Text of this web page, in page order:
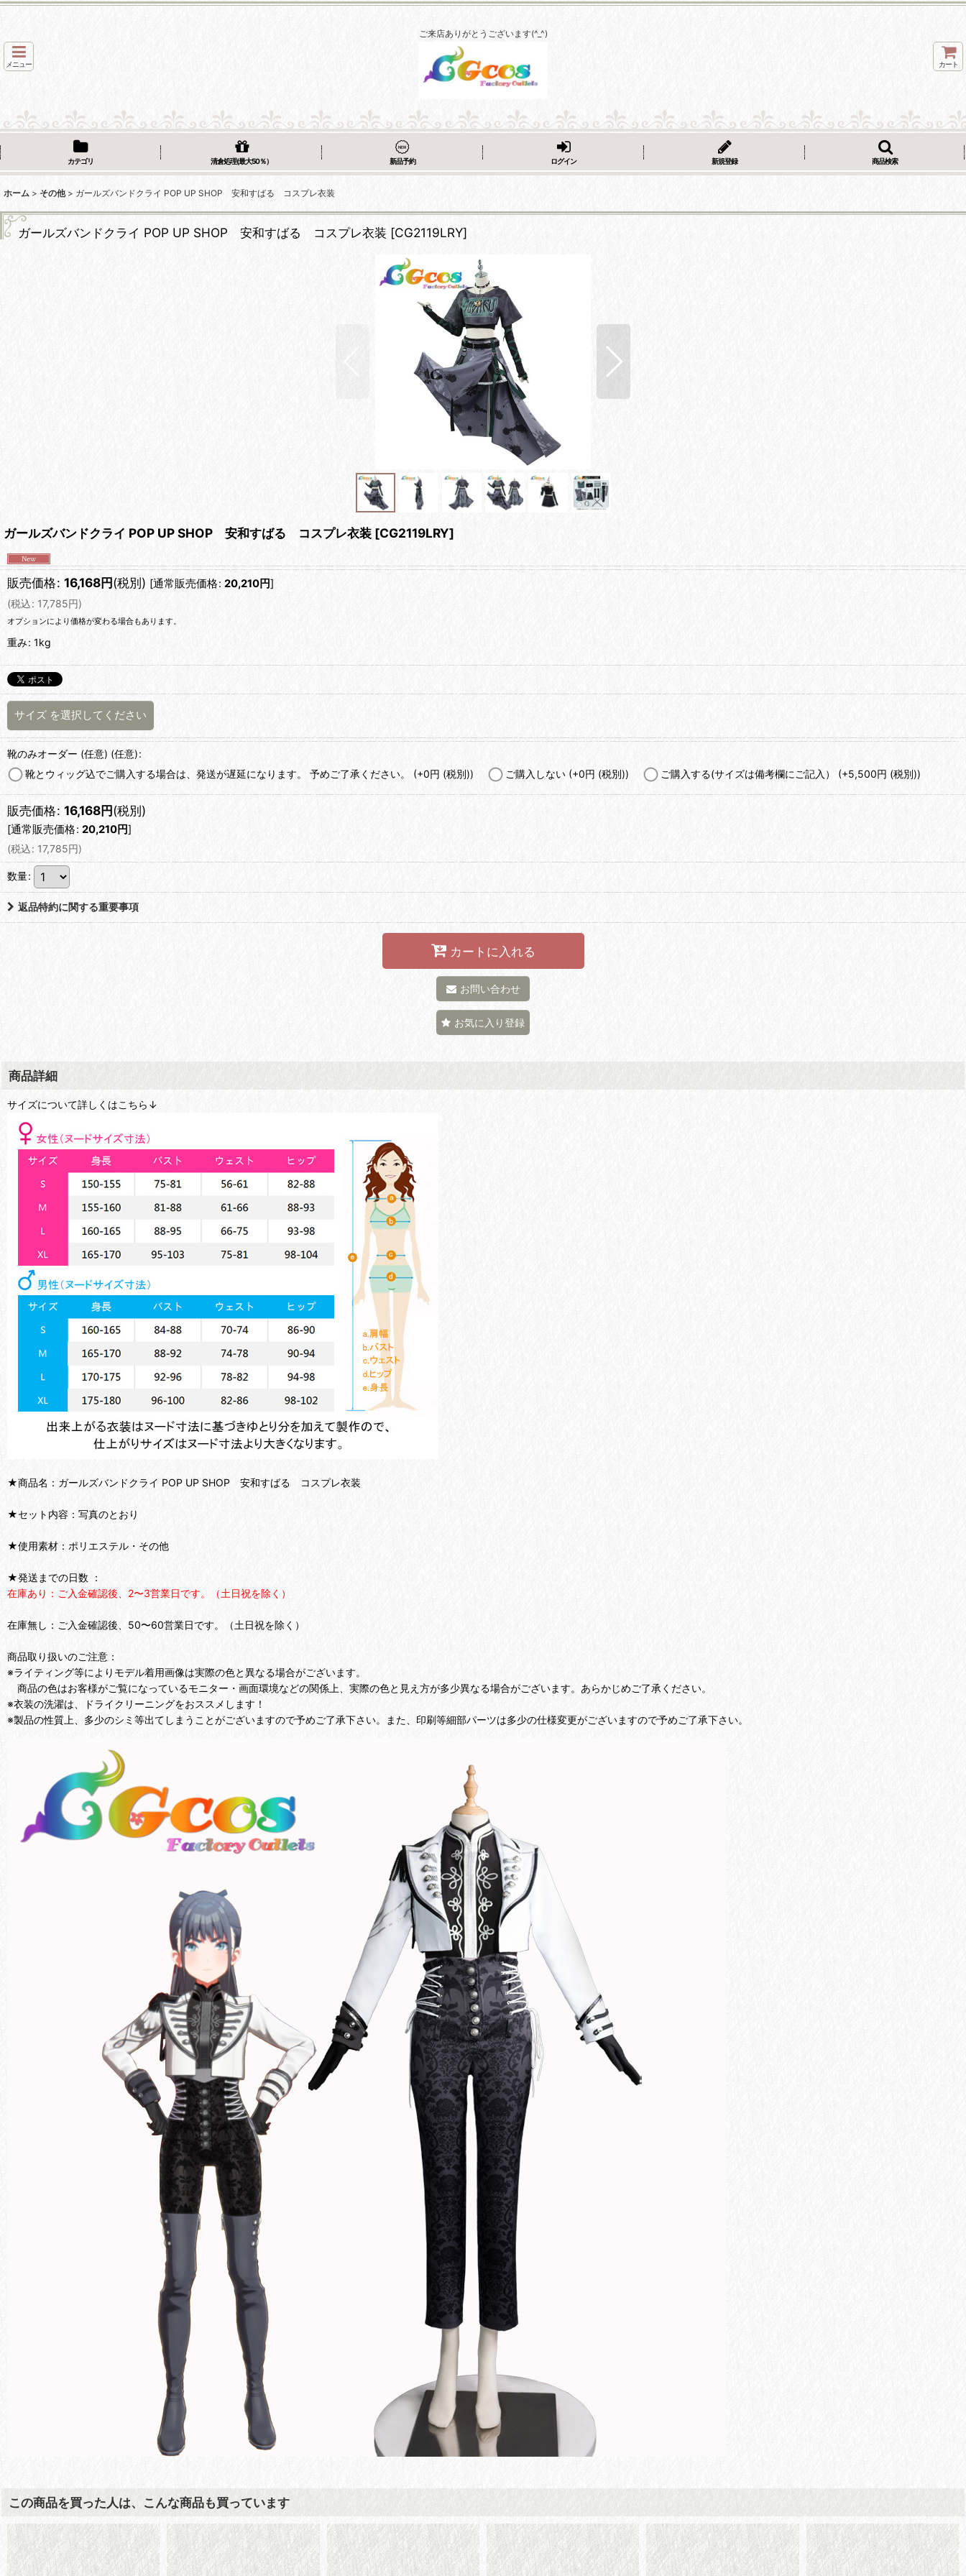
ご来店ありがとうございます(^_^)
メニュー カート
カテゴリ 清倉処理(最大50％） 新品予約 ログイン 新規登録 商品検索
ホーム > その他 > ガールズバンドクライ POP UP SHOP 安和すばる コスプレ衣装
ガールズバンドクライ POP UP SHOP 安和すばる コスプレ衣装 [CG2119LRY]
ガールズバンドクライ POP UP SHOP 安和すばる コスプレ衣装 [CG2119LRY]
販売価格: 16,168円(税別) [通常販売価格: 20,210円]
(税込: 17,785円)
オプションにより価格が変わる場合もあります。
重み: 1kg
サイズ を選択してください
靴のみオーダー (任意) (任意):
靴とウィッグ込でご購入する場合は、発送が遅延になります。 予めご了承ください。 (+0円 (税別)) ご購入しない (+0円 (税別)) ご購入する(サイズは備考欄にご記入） (+5,500円 (税別))
販売価格: 16,168円(税別)
[通常販売価格: 20,210円]
(税込: 17,785円)
数量:
返品特約に関する重要事項
カートに入れる
お問い合わせ
お気に入り登録
商品詳細
サイズについて詳しくはこちら↓
★商品名：ガールズバンドクライ POP UP SHOP 安和すばる コスプレ衣装
★セット内容：写真のとおり
★使用素材：ポリエステル・その他
★発送までの日数 ：
在庫あり：ご入金確認後、2〜3営業日です。（土日祝を除く）
在庫無し：ご入金確認後、50〜60営業日です。（土日祝を除く）
商品取り扱いのご注意：
※ライティング等によりモデル着用画像は実際の色と異なる場合がございます。
商品の色はお客様がご覧になっているモニター・画面環境などの関係上、実際の色と見え方が多少異なる場合がございます。あらかじめご了承ください。
※衣装の洗濯は、ドライクリーニングをおススメします！
※製品の性質上、多少のシミ等出てしまうことがございますので予めご了承下さい。また、印刷等細部パーツは多少の仕様変更がございますので予めご了承下さい。
この商品を買った人は、こんな商品も買っています